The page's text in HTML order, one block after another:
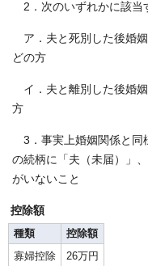
2．次のいずれかに該当
ア．夫と死別した後婚
どの方
イ．夫と離別した後婚
方
3．事実上婚姻関係と同
の続柄に「夫（未届）」
がいないこと
控除額
種類
控除額
寡婦控除
26万円